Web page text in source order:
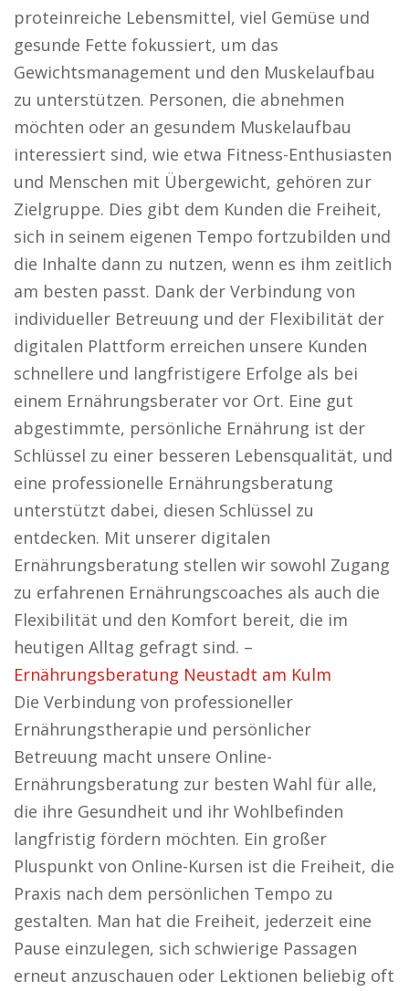
proteinreiche Lebensmittel, viel Gemüse und
gesunde Fette fokussiert, um das
Gewichtsmanagement und den Muskelaufbau
zu unterstützen. Personen, die abnehmen
möchten oder an gesundem Muskelaufbau
interessiert sind, wie etwa Fitness-Enthusiasten
und Menschen mit Übergewicht, gehören zur
Zielgruppe. Dies gibt dem Kunden die Freiheit,
sich in seinem eigenen Tempo fortzubilden und
die Inhalte dann zu nutzen, wenn es ihm zeitlich
am besten passt. Dank der Verbindung von
individueller Betreuung und der Flexibilität der
digitalen Plattform erreichen unsere Kunden
schnellere und langfristigere Erfolge als bei
einem Ernährungsberater vor Ort. Eine gut
abgestimmte, persönliche Ernährung ist der
Schlüssel zu einer besseren Lebensqualität, und
eine professionelle Ernährungsberatung
unterstützt dabei, diesen Schlüssel zu
entdecken. Mit unserer digitalen
Ernährungsberatung stellen wir sowohl Zugang
zu erfahrenen Ernährungscoaches als auch die
Flexibilität und den Komfort bereit, die im
heutigen Alltag gefragt sind. –
Ernährungsberatung Neustadt am Kulm
Die Verbindung von professioneller
Ernährungstherapie und persönlicher
Betreuung macht unsere Online-
Ernährungsberatung zur besten Wahl für alle,
die ihre Gesundheit und ihr Wohlbefinden
langfristig fördern möchten. Ein großer
Pluspunkt von Online-Kursen ist die Freiheit, die
Praxis nach dem persönlichen Tempo zu
gestalten. Man hat die Freiheit, jederzeit eine
Pause einzulegen, sich schwierige Passagen
erneut anzuschauen oder Lektionen beliebig oft